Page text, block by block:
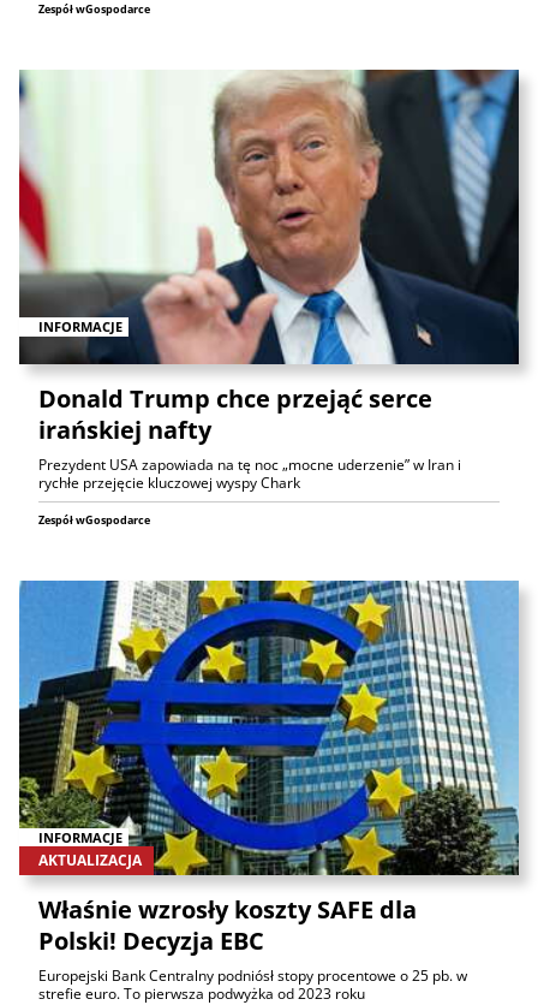
Zespół wGospodarce
INFORMACJE
Donald Trump chce przejąć serce
irańskiej nafty
Prezydent USA zapowiada na tę noc „mocne uderzenie” w Iran i
rychłe przejęcie kluczowej wyspy Chark
Zespół wGospodarce
INFORMACJE
AKTUALIZACJA
Właśnie wzrosły koszty SAFE dla
Polski! Decyzja EBC
Europejski Bank Centralny podniósł stopy procentowe o 25 pb. w
strefie euro. To pierwsza podwyżka od 2023 roku